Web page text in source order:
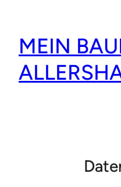
springen
MEIN